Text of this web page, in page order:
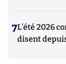
7L’été 2026
disent